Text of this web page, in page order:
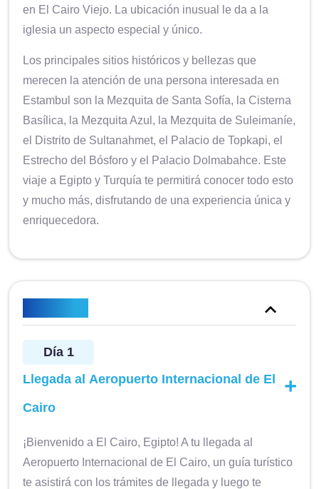
en El Cairo Viejo. La ubicación inusual le da a la
iglesia un aspecto especial y único.
Los principales sitios históricos y bellezas que
merecen la atención de una persona interesada en
Estambul son la Mezquita de Santa Sofía, la Cisterna
Basílica, la Mezquita Azul, la Mezquita de Suleimaníe,
el Distrito de Sultanahmet, el Palacio de Topkapi, el
Estrecho del Bósforo y el Palacio Dolmabahce. Este
viaje a Egipto y Turquía te permitirá conocer todo esto
y mucho más, disfrutando de una experiencia única y
enriquecedora.
Día 1
Llegada al Aeropuerto Internacional de El
Cairo
¡Bienvenido a El Cairo, Egipto! A tu llegada al
Aeropuerto Internacional de El Cairo, un guía turístico
te asistirá con los trámites de llegada y luego te